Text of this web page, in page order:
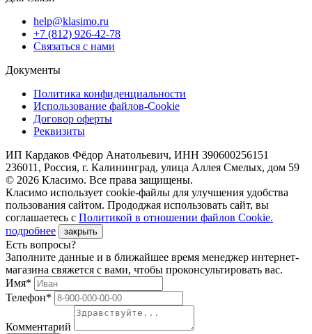
help@klasimo.ru
+7 (812) 926-42-78
Связаться с нами
Документы
Политика конфиденциальности
Использование файлов-Cookie
Договор оферты
Реквизиты
ИП Кардаков Фёдор Анатольевич, ИНН 390600256151
236011, Россия, г. Калининград, улица Аллея Смелых, дом 59
© 2026 Класимо. Все права защищены.
Класимо использует cookie-файлы для улучшения удобства
пользования сайтом. Прододжая использовать сайт, вы
соглашаетесь с Политикой в отношении файлов Сookie.
подробнее
закрыть
Есть вопросы?
Заполните данные и в ближайшее время менеджер интернет-
магазина свяжется с вами, чтобы проконсультировать вас.
Имя*
Телефон*
Комментарий